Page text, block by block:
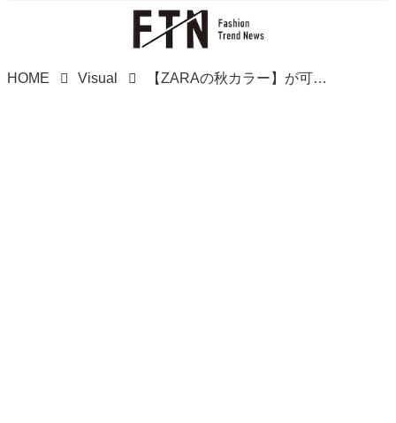
HOME Visual 【ZARAの秋カラー】が可愛い！ 夏コーデにも合いそう♡「おすすめバッグ」